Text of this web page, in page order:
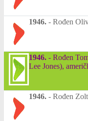
1946. - Rođen
1946. - Rođen
Lee Jones),
1946. - Rođen